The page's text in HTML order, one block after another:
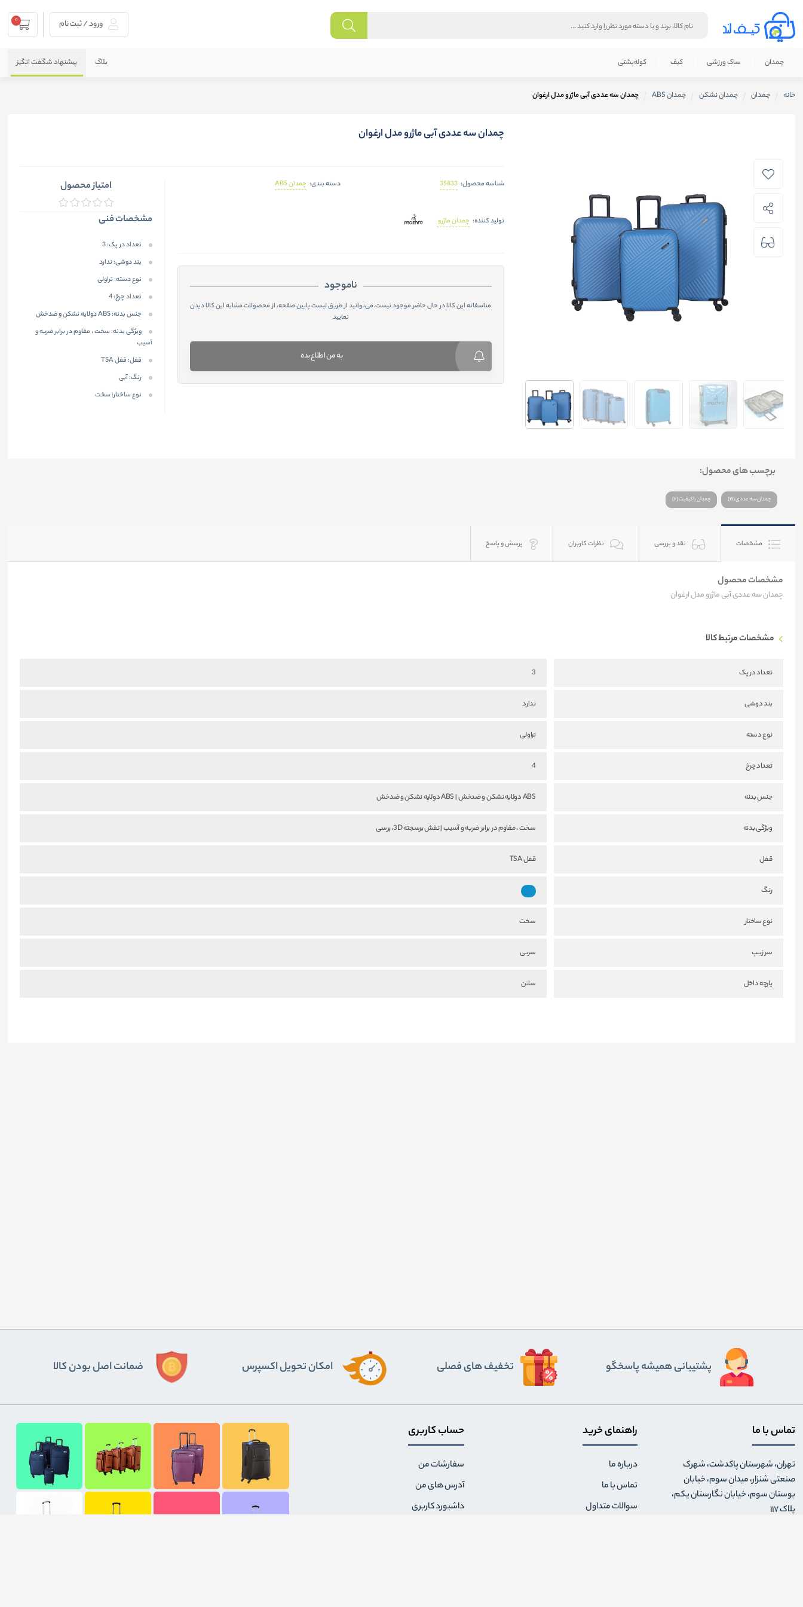
ورود / ثبت نام 0
چمدان ساک ورزشی کیف کوله‌پشتی‌ بلاگ پیشنهاد شگفت انگیز
خانه چمدان چمدان نشکن چمدان ABS چمدان سه عددی آبی ماژرو مدل ارغوان
چمدان سه عددی آبی ماژرو مدل ارغوان
شناسه محصول: 35833 دسته بندی: چمدان ABS
تولید کننده: چمدان ماژرو
ناموجود
متاسفانه این کالا در حال حاضر موجود نیست.می‌توانید از طریق لیست پایین صفحه، از محصولات مشابه این کالا دیدن
نمایید
به من اطلاع بده
امتیاز محصول
مشخصات فنی
تعداد در پک:3
بند دوشی:ندارد
نوع دسته:تراولی
تعداد چرخ:4
جنس بدنه:ABS دولایه نشکن و ضدخش
ویژگی بدنه:سخت ، مقاوم در برابر ضربه و
آسیب
قفل:قفل TSA
رنگ:آبی
نوع ساختار:سخت
برچسب های محصول:
چمدان سه عددی (21) چمدان باکیفیت (2)
مشخصات نقد و بررسی نظرات کاربران پرسش و پاسخ
مشخصات محصول
چمدان سه عددی آبی ماژرو مدل ارغوان
مشخصات مرتبط کالا
تعداد در پک 3
بند دوشی ندارد
نوع دسته تراولی
تعداد چرخ 4
جنس بدنه ABS دولایه نشکن و ضدخش | ABS دولایه نشکن و ضدخش
ویژگی بدنه سخت ، مقاوم در برابر ضربه و آسیب | نقش برسجته 3D، پرسی
قفل قفل TSA
رنگ
نوع ساختار سخت
سر زیپ سربی
پارچه داخل ساتن
پشتیبانی همیشه پاسخگو تخفیف های فصلی اﻣﮑﺎن ﺗﺤﻮﯾﻞ اﮐﺴﭙﺮس ضمانت اصل بودن کالا
تماس با ما
تهران، شهرستان پاکدشت، شهرک
صنعتی شنزار، میدان سوم، خیابان
بوستان سوم، خیابان نگارستان یکم،
پلاک 117
راهنمای خرید
درباره ما
تماس با ما
سوالات متداول
حساب کاربری
سفارشات من
آدرس های من
داشبورد کاربری